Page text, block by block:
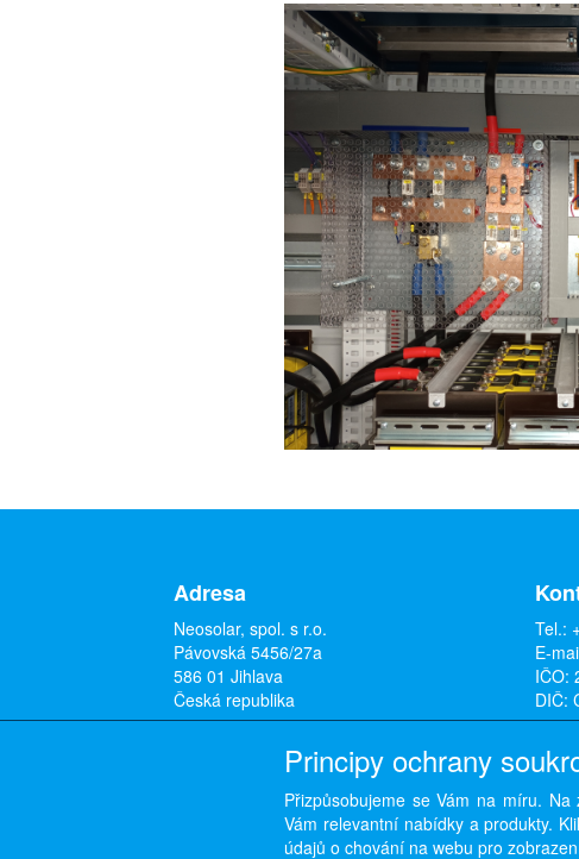
Adresa
Neosolar, spol. s r.o.
Pávovská 5456/27a
586 01 Jihlava
Česká republika
Tel.:
E-
IČO:
DIČ:
Principy ochrany
Přizpůsobujeme se Vám na míru.
Vám relevantní nabídky a produkty.
údajů o chování na webu pro